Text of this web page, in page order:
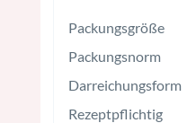
Packungsgröße
Packungsnorm
Darreichungsform
Rezeptpflichtig